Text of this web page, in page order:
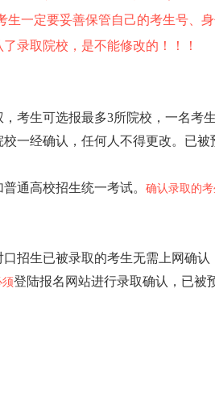
生一定要妥善保管自己的考生号、
录取院校，是不能修改的！！！
考生可选报最多3所院校，一名考
一经确认，任何人不得更改。已
通高校招生统一考试。 确认录取的
招生已被录取的考生无需上网确认
须登陆报名网站进行录取确认，已被